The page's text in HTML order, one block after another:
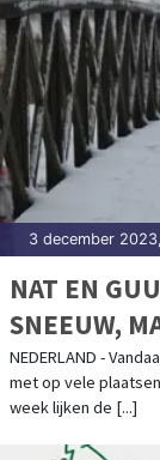
3 december
NAT EN
SNEEUW,
ZACHTER
NEDERLAND -
met op vele
week lijken de [...]